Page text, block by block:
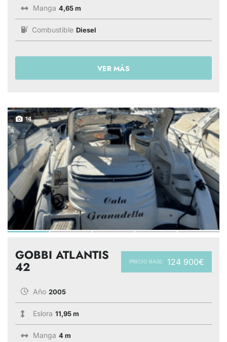
Manga 4,65 m
Combustible Diesel
VER MÁS
14
PRECIO BASE: 124 900€
GOBBI ATLANTIS
42
Año 2005
Eslora 11,95 m
Manga 4 m